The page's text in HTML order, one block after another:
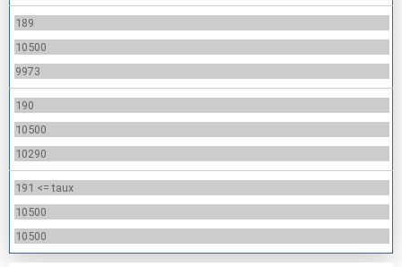
189
10500
9973
190
10500
10290
191 <= taux
10500
10500